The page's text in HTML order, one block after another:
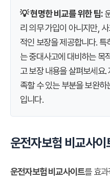
💡 현명한 비교를 위한 팁:
리 의무 가입이 아니지만,
적인 보장을 제공합니다.
는 중대사고에 대비하는 목
고 보장 내용을 살펴보세요
족할 수 있는 부분을 보완
입니다.
운전자보험 비교사
운전자보험 비교사이트를 효과